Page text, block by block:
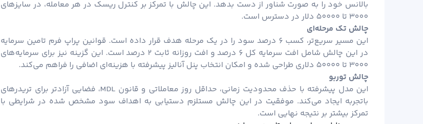
بالانس خود را به صورت شناور از دست بدهد. این چالش با تمرکز بر کنترل ریسک در هر معامله، در سایزهای
۳۰۰۰ تا ۵۰۰۰۰ دلار در دسترس است.
چالش تک مرحله‌ای
این مسیر سریع‌تر، کسب ۶ درصد سود را در یک مرحله هدف قرار داده است. قوانین پراپ فرم تامین سرمایه
در این چالش شامل افت سرمایه کل ۶ درصد و افت روزانه ثابت ۲ درصد است. این گزینه نیز برای سرمایه‌های
۳۰۰۰ تا ۵۰۰۰۰ دلاری طراحی شده و امکان انتخاب پنل آنالیز پیشرفته با هزینه‌ای اضافی را فراهم می‌کند.
چالش توربو
این مدل پیشرفته با حذف محدودیت زمانی، حداقل روز معاملاتی و قانون MDL، فضایی آزادتر برای تریدرهای
باتجربه ایجاد می‌کند. موفقیت در این چالش مستلزم دستیابی به اهداف سود مشخص شده در شرایطی با
تمرکز بیشتر بر نتیجه نهایی است.